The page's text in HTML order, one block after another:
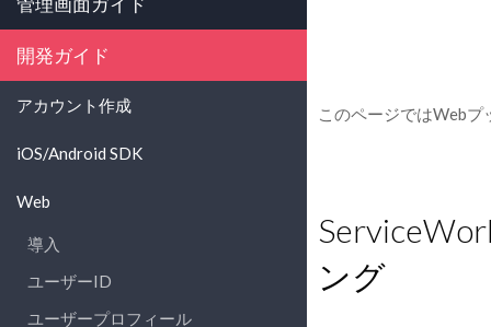
開発ガイド
アカウント作成
iOS/Android SDK
Web
導入
ユーザーID
ユーザープロフィール
このページではWeb
ング